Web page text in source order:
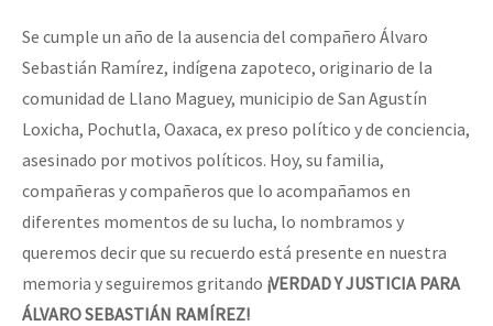
Niñxs
ETIQUETAS
MULTIMEDIA
Audio
Fotorreportaje
Video
Otras secciones
“Sonhando a Terra do Bem Virá” se publica no Estado Espanhol
Se o México sabe, que o mundo saiba! Nossas lutas pela
[25 abr – CDMX] Tokín por el CNI: 30 años de Resistencia y
Se cumple un año de la ausencia del compañero Álvaro
Sebastián Ramírez, indígena zapoteco, originario de la
comunidad de Llano Maguey, municipio de San Agustín
Loxicha, Pochutla, Oaxaca, ex preso político y de conciencia,
asesinado por motivos políticos. Hoy, su familia,
compañeras y compañeros que lo acompañamos en
diferentes momentos de su lucha, lo nombramos y
queremos decir que su recuerdo está presente en nuestra
memoria y seguiremos gritando ¡VERDAD Y JUSTICIA PARA
ÁLVARO SEBASTIÁN RAMÍREZ!